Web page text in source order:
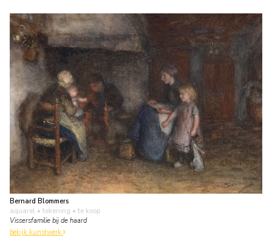
Bernard Blommers
aquarel • tekening • te koop
Vissersfamilie bij de haard
bekijk kunstwerk